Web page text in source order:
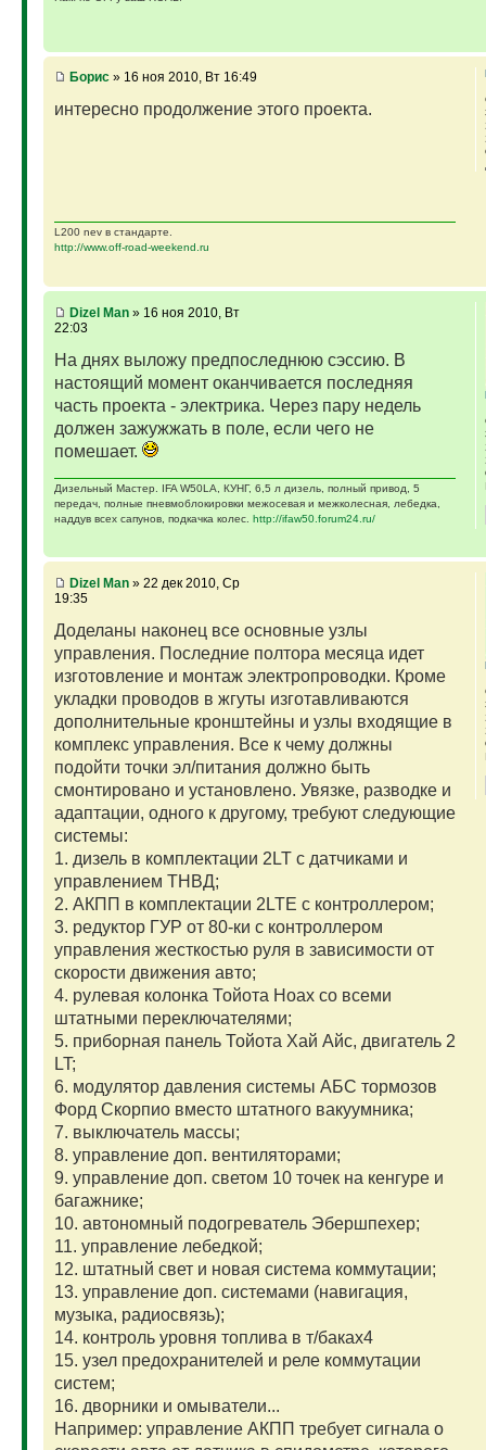
Борис» 16 ноя 2010, Вт 16:49
интересно продолжение этого проекта.
L200 nev в стандарте.
http://www.off-road-weekend.ru
Dizel Man» 16 ноя 2010, Вт
22:03
На днях выложу предпоследнюю сэссию. В
настоящий момент оканчивается последняя
часть проекта - электрика. Через пару недель
должен зажужжать в поле, если чего не
помешает.
Дизельный Мастер. IFA W50LA, КУНГ, 6,5 л дизель, полный привод, 5
передач, полные пневмоблокировки межосевая и межколесная, лебедка,
наддув всех сапунов, подкачка колес. http://ifaw50.forum24.ru/
Dizel Man» 22 дек 2010, Ср
19:35
Доделаны наконец все основные узлы
управления. Последние полтора месяца идет
изготовление и монтаж электропроводки. Кроме
укладки проводов в жгуты изготавливаются
дополнительные кронштейны и узлы входящие в
комплекс управления. Все к чему должны
подойти точки эл/питания должно быть
смонтировано и установлено. Увязке, разводке и
адаптации, одного к другому, требуют следующие
системы:
1. дизель в комплектации 2LT с датчиками и
управлением ТНВД;
2. АКПП в комплектации 2LTE с контроллером;
3. редуктор ГУР от 80-ки с контроллером
управления жесткостью руля в зависимости от
скорости движения авто;
4. рулевая колонка Тойота Ноах со всеми
штатными переключателями;
5. приборная панель Тойота Хай Айс, двигатель 2
LT;
6. модулятор давления системы АБС тормозов
Форд Скорпио вместо штатного вакуумника;
7. выключатель массы;
8. управление доп. вентиляторами;
9. управление доп. светом 10 точек на кенгуре и
багажнике;
10. автономный подогреватель Эбершпехер;
11. управление лебедкой;
12. штатный свет и новая система коммутации;
13. управление доп. системами (навигация,
музыка, радиосвязь);
14. контроль уровня топлива в т/баках4
15. узел предохранителей и реле коммутации
систем;
16. дворники и омыватели...
Например: управление АКПП требует сигнала о